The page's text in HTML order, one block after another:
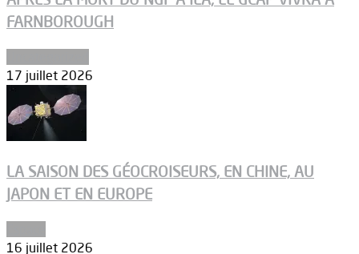
FARNBOROUGH
17 juillet 2026
LA SAISON DES GÉOCROISEURS, EN CHINE, AU
JAPON ET EN EUROPE
16 juillet 2026